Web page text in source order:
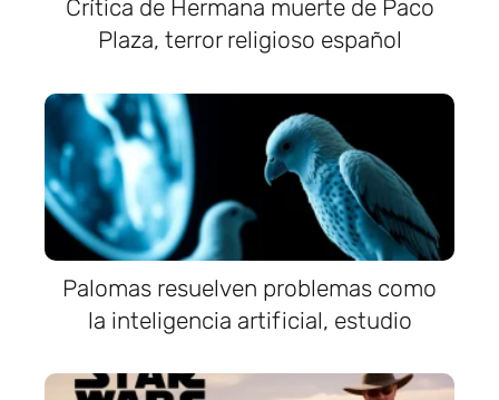
Crítica de Hermana muerte de Paco
Plaza, terror religioso español
Palomas resuelven problemas como
la inteligencia artificial, estudio